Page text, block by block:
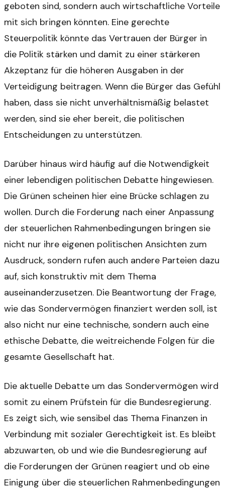
geboten sind, sondern auch wirtschaftliche Vorteile
mit sich bringen könnten. Eine gerechte
Steuerpolitik könnte das Vertrauen der Bürger in
die Politik stärken und damit zu einer stärkeren
Akzeptanz für die höheren Ausgaben in der
Verteidigung beitragen. Wenn die Bürger das Gefühl
haben, dass sie nicht unverhältnismäßig belastet
werden, sind sie eher bereit, die politischen
Entscheidungen zu unterstützen.
Darüber hinaus wird häufig auf die Notwendigkeit
einer lebendigen politischen Debatte hingewiesen.
Die Grünen scheinen hier eine Brücke schlagen zu
wollen. Durch die Forderung nach einer Anpassung
der steuerlichen Rahmenbedingungen bringen sie
nicht nur ihre eigenen politischen Ansichten zum
Ausdruck, sondern rufen auch andere Parteien dazu
auf, sich konstruktiv mit dem Thema
auseinanderzusetzen. Die Beantwortung der Frage,
wie das Sondervermögen finanziert werden soll, ist
also nicht nur eine technische, sondern auch eine
ethische Debatte, die weitreichende Folgen für die
gesamte Gesellschaft hat.
Die aktuelle Debatte um das Sondervermögen wird
somit zu einem Prüfstein für die Bundesregierung.
Es zeigt sich, wie sensibel das Thema Finanzen in
Verbindung mit sozialer Gerechtigkeit ist. Es bleibt
abzuwarten, ob und wie die Bundesregierung auf
die Forderungen der Grünen reagiert und ob eine
Einigung über die steuerlichen Rahmenbedingungen